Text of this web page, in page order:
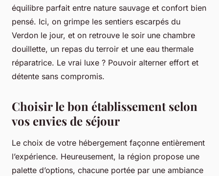
équilibre parfait entre nature sauvage et confort bien
pensé. Ici, on grimpe les sentiers escarpés du
Verdon le jour, et on retrouve le soir une chambre
douillette, un repas du terroir et une eau thermale
réparatrice. Le vrai luxe ? Pouvoir alterner effort et
détente sans compromis.
Choisir le bon établissement selon
vos envies de séjour
Le choix de votre hébergement façonne entièrement
l’expérience. Heureusement, la région propose une
palette d’options, chacune portée par une ambiance